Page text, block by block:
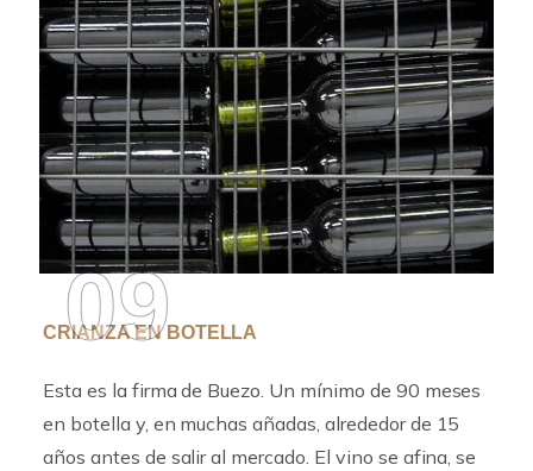
09
CRIANZA EN BOTELLA
Esta es la firma de Buezo. Un mínimo de 90 meses
en botella y, en muchas añadas, alrededor de 15
años antes de salir al mercado. El vino se afina, se